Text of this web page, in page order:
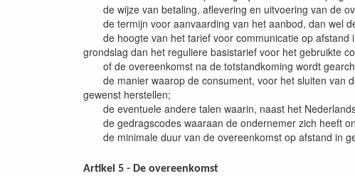
de wijze van betaling, aflevering en uitvoering van de
de termijn voor aanvaarding van het aanbod, dan wel
de hoogte van het tarief voor communicatie op afstand
grondslag dan het reguliere basistarief voor het gebruikte
of de overeenkomst na de totstandkoming wordt
de manier waarop de consument, voor het sluiten van
gewenst herstellen;
de eventuele andere talen waarin, naast het
de gedragscodes waaraan de ondernemer zich heeft
de minimale duur van de overeenkomst op afstand in
Artikel 5 - De overeenkomst